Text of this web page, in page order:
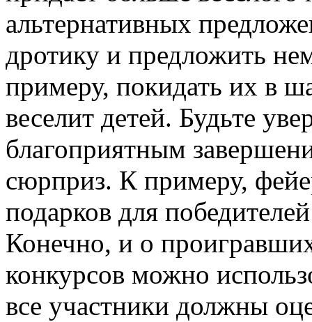
альтернативных
дротику и предложить
примеру, покидать их в
веселит детей. Будьте
благоприятным
сюрприз. К примеру,
подарков для
Конечно, и о
конкурсов можно
все участники должны